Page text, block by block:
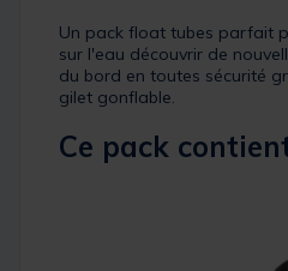
Un pack float tubes parfait
sur l'eau découvrir de
du bord en toutes sécurité
gilet gonflable.
Ce pack